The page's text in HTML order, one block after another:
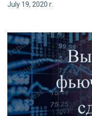
July 19, 2020 г.